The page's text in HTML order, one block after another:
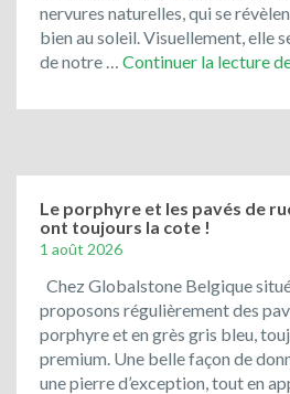
nervures naturelles, qui se
bien au soleil. Visuellement, elle
de notre … Continuer la lecture
Le porphyre et les pavés de
ont toujours la cote !
1 août 2026
Chez Globalstone Belgique
proposons régulièrement des
porphyre et en grès gris bleu,
premium. Une belle façon de
une pierre d’exception, tout en